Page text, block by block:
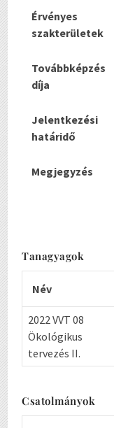
Érvényes
szakterületek
Továbbképzés
díja
Jelentkezési
határidő
Megjegyzés
Tanagyagok
Név
2022 VVT 08
Ökológikus
tervezés II.
Csatolmányok